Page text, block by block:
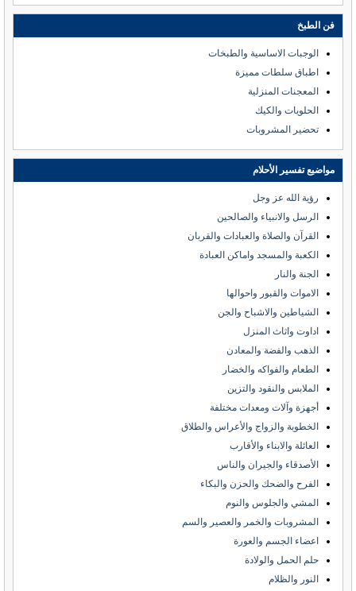
فن الطبخ
الوجبات الاساسية والطبخات
اطباق سلطات مميزة
المعجنات المنزلية
الحلويات والكيك
تحضير المشروبات
مواضيع تفسير الأحلام
رؤية الله عز وجل
الرسل والانبياء والصالحين
القرآن والصلاة والعبادات والقربان
الكعبة والمسجد واماكن العبادة
الجنة والنار
الاموات والقبور واحوالها
الشياطين والاشباح والجن
اداوت واثاث المنزل
الذهب والفضة والمعادن
الطعام والفواكه والخضار
الملابس والنقود والتزين
أجهزة وآلات ومعدات مختلفة
الخطوبة والزواج والأعراس والطلاق
العائلة والابناء والأقارب
الأصدقاء والجيران والناس
الفرح والضحك والحزن والبكاء
المشي والجلوس والنوم
المشروبات والخمر والعصير والسم
اعضاء الجسم والعورة
حلم الحمل والولادة
النور والظلام